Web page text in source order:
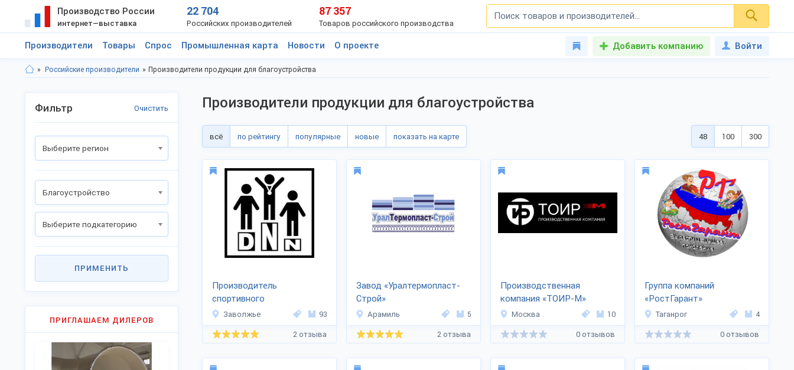
Производство России
интернет—выставка
22 704
Российских производителей
87 357
Товаров российского производства
Производители Товары Спрос Промышленная карта Новости О проекте Добавить компанию Войти
Российские производители Производители продукции для благоустройства
Производители продукции для благоустройства
всё по рейтингу популярные новые показать на карте 48 100 300
Производитель
спортивного
оборудования «Дешевле
не найдешь»
Заволжье 93
2 отзыва
Завод «Уралтермопласт-
Строй»
Арамиль 5
2 отзыва
Производственная
компания «ТОИР-М»
Москва 10
0 отзывов
Группа компаний
«РостГарант»
Таганрог 4
0 отзывов
Фильтр Очистить
Выберите регион
Благоустройство
Выберите подкатегорию
ПРИМЕНИТЬ
ПРИГЛАШАЕМ ДИЛЕРОВ